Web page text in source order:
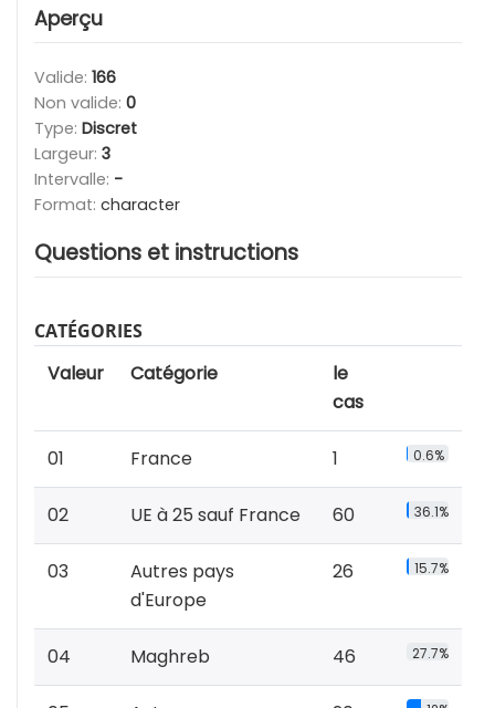
Aperçu
Valide: 166
Non valide: 0
Type: Discret
Largeur: 3
Intervalle: -
Format: character
Questions et instructions
CATÉGORIES
Valeur Catégorie
le
cas
01 France 1 0.6%
02 UE à 25 sauf France 60 36.1%
03
Autres pays
d'Europe
26 15.7%
04 Maghreb 46 27.7%